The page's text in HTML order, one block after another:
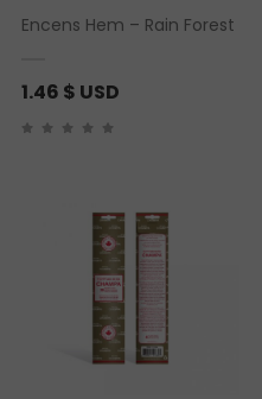
Encens Hem – Rain Forest
1.46 $ USD